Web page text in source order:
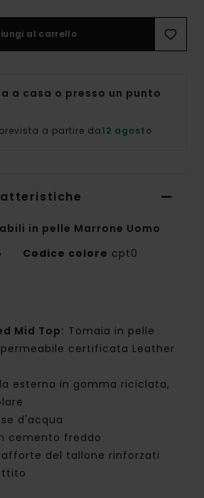
al carrello
a casa o presso un punto
a partire da12 agosto
in pelle Marrone Uomo
Codice colore cpt0
Mid Top: Tomaia in pelle
certificata Leather
esterna in gomma riciclata,
d'acqua
cemento freddo
del tallone rinforzati